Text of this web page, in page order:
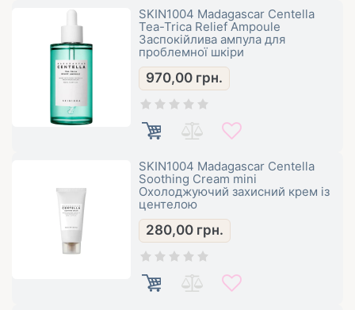
SKIN1004 Madagascar Centella
Tea-Trica Relief Ampoule
Заспокійлива ампула для
проблемної шкіри
970,00 грн.
SKIN1004 Madagascar Centella
Soothing Cream mini
Охолоджуючий захисний крем із
центелою
280,00 грн.